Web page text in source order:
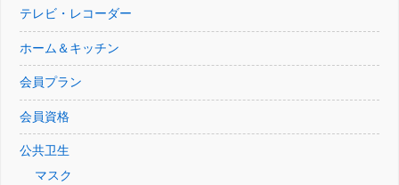
テレビ・レコーダー
ホーム＆キッチン
会員プラン
会員資格
公共卫生
マスク